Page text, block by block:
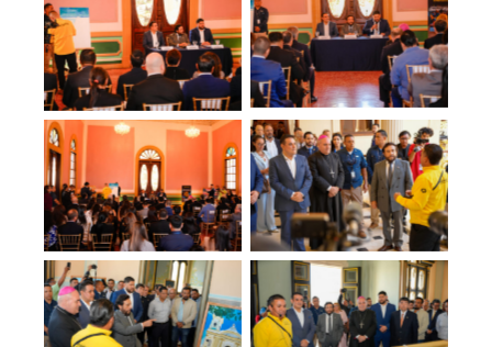
No Caption No Caption
No Caption No Caption
No Caption No Caption